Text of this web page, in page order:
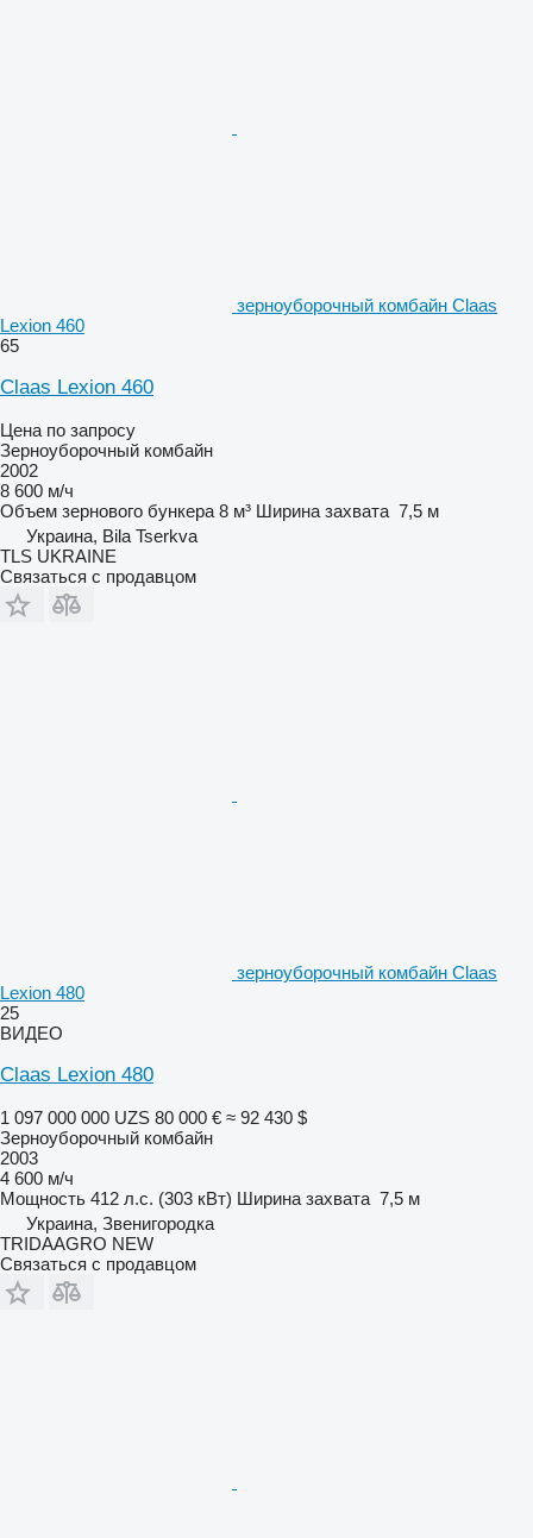
зерноуборочный комбайн Claas
Lexion 460
65
Claas Lexion 460
Цена по запросу
Зерноуборочный комбайн
2002
8 600 м/ч
Объем зернового бункера 8 м³ Ширина захвата 7,5 м
Украина, Bila Tserkva
TLS UKRAINE
Связаться с продавцом
зерноуборочный комбайн Claas
Lexion 480
25
ВИДЕО
Claas Lexion 480
1 097 000 000 UZS 80 000 € ≈ 92 430 $
Зерноуборочный комбайн
2003
4 600 м/ч
Мощность 412 л.с. (303 кВт) Ширина захвата 7,5 м
Украина, Звенигородка
TRIDAAGRO NEW
Связаться с продавцом